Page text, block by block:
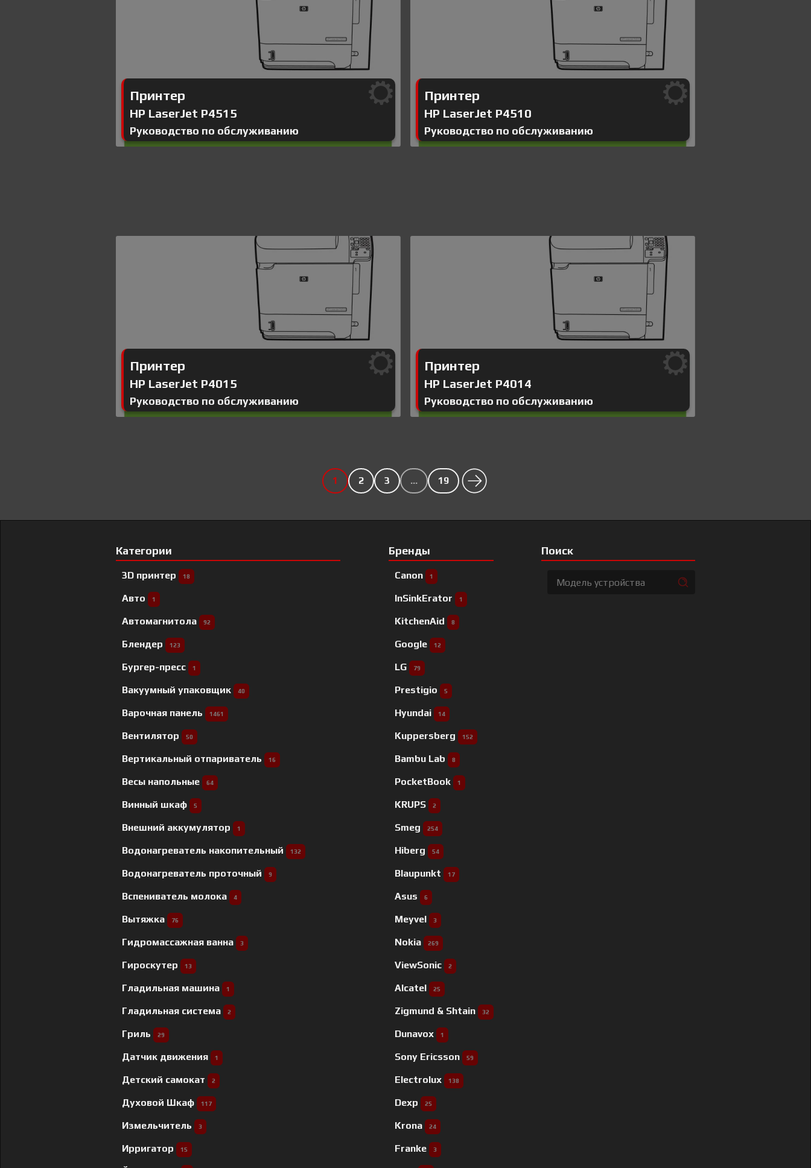
Принтер
HP LaserJet P4515
Руководство по обслуживанию
Принтер
HP LaserJet P4510
Руководство по обслуживанию
Принтер
HP LaserJet P4015
Руководство по обслуживанию
Принтер
HP LaserJet P4014
Руководство по обслуживанию
1 2 3 … 19
Категории
3D принтер 18
Авто 1
Автомагнитола 92
Блендер 123
Бургер-пресс 1
Вакуумный упаковщик 40
Варочная панель 1461
Вентилятор 50
Вертикальный отпариватель 16
Весы напольные 64
Винный шкаф 5
Внешний аккумулятор 1
Водонагреватель накопительный 132
Водонагреватель проточный 9
Вспениватель молока 4
Вытяжка 76
Гидромассажная ванна 3
Гироскутер 13
Гладильная машина 1
Гладильная система 2
Гриль 29
Датчик движения 1
Детский самокат 2
Духовой Шкаф 117
Измельчитель 3
Ирригатор 15
Бренды
Canon 1
InSinkErator 1
KitchenAid 8
Google 12
LG 79
Prestigio 5
Hyundai 14
Kuppersberg 152
Bambu Lab 8
PocketBook 1
KRUPS 2
Smeg 254
Hiberg 54
Blaupunkt 17
Asus 6
Meyvel 3
Nokia 269
ViewSonic 2
Alcatel 25
Zigmund & Shtain 32
Dunavox 1
Sony Ericsson 59
Electrolux 138
Dexp 25
Krona 24
Franke 3
Поиск